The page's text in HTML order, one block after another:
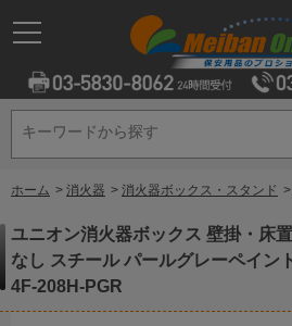
キーワードから探す
キーワードから探す
ホーム > 消火器 > 消火器ボックス・スタンド >
ユニオン消火器ボックス 壁掛・床
なし スチール パールグレーペイン
4F-208H-PGR